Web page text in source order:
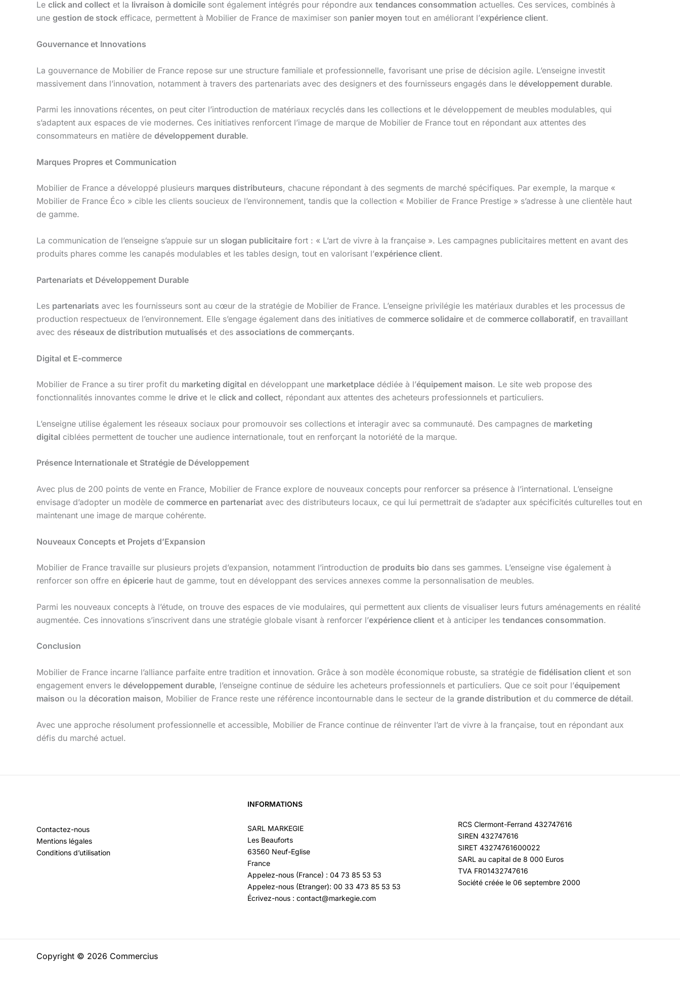
Le click and collect et la livraison à domicile sont également intégrés pour répondre aux tendances consommation actuelles. Ces services, combinés à
une gestion de stock efficace, permettent à Mobilier de France de maximiser son panier moyen tout en améliorant l’expérience client.
Gouvernance et Innovations
La gouvernance de Mobilier de France repose sur une structure familiale et professionnelle, favorisant une prise de décision agile. L’enseigne investit
massivement dans l’innovation, notamment à travers des partenariats avec des designers et des fournisseurs engagés dans le développement durable.
Parmi les innovations récentes, on peut citer l’introduction de matériaux recyclés dans les collections et le développement de meubles modulables, qui
s’adaptent aux espaces de vie modernes. Ces initiatives renforcent l’image de marque de Mobilier de France tout en répondant aux attentes des
consommateurs en matière de développement durable.
Marques Propres et Communication
Mobilier de France a développé plusieurs marques distributeurs, chacune répondant à des segments de marché spécifiques. Par exemple, la marque «
Mobilier de France Éco » cible les clients soucieux de l’environnement, tandis que la collection « Mobilier de France Prestige » s’adresse à une clientèle haut
de gamme.
La communication de l’enseigne s’appuie sur un slogan publicitaire fort : « L’art de vivre à la française ». Les campagnes publicitaires mettent en avant des
produits phares comme les canapés modulables et les tables design, tout en valorisant l’expérience client.
Partenariats et Développement Durable
Les partenariats avec les fournisseurs sont au cœur de la stratégie de Mobilier de France. L’enseigne privilégie les matériaux durables et les processus de
production respectueux de l’environnement. Elle s’engage également dans des initiatives de commerce solidaire et de commerce collaboratif, en travaillant
avec des réseaux de distribution mutualisés et des associations de commerçants.
Digital et E-commerce
Mobilier de France a su tirer profit du marketing digital en développant une marketplace dédiée à l’équipement maison. Le site web propose des
fonctionnalités innovantes comme le drive et le click and collect, répondant aux attentes des acheteurs professionnels et particuliers.
L’enseigne utilise également les réseaux sociaux pour promouvoir ses collections et interagir avec sa communauté. Des campagnes de marketing
digital ciblées permettent de toucher une audience internationale, tout en renforçant la notoriété de la marque.
Présence Internationale et Stratégie de Développement
Avec plus de 200 points de vente en France, Mobilier de France explore de nouveaux concepts pour renforcer sa présence à l’international. L’enseigne
envisage d’adopter un modèle de commerce en partenariat avec des distributeurs locaux, ce qui lui permettrait de s’adapter aux spécificités culturelles tout en
maintenant une image de marque cohérente.
Nouveaux Concepts et Projets d’Expansion
Mobilier de France travaille sur plusieurs projets d’expansion, notamment l’introduction de produits bio dans ses gammes. L’enseigne vise également à
renforcer son offre en épicerie haut de gamme, tout en développant des services annexes comme la personnalisation de meubles.
Parmi les nouveaux concepts à l’étude, on trouve des espaces de vie modulaires, qui permettent aux clients de visualiser leurs futurs aménagements en réalité
augmentée. Ces innovations s’inscrivent dans une stratégie globale visant à renforcer l’expérience client et à anticiper les tendances consommation.
Conclusion
Mobilier de France incarne l’alliance parfaite entre tradition et innovation. Grâce à son modèle économique robuste, sa stratégie de fidélisation client et son
engagement envers le développement durable, l’enseigne continue de séduire les acheteurs professionnels et particuliers. Que ce soit pour l’équipement
maison ou la décoration maison, Mobilier de France reste une référence incontournable dans le secteur de la grande distribution et du commerce de détail.
Avec une approche résolument professionnelle et accessible, Mobilier de France continue de réinventer l’art de vivre à la française, tout en répondant aux
défis du marché actuel.
Contactez-nous
Mentions légales
Conditions d’utilisation
INFORMATIONS
SARL MARKEGIE
Les Beauforts
63560 Neuf-Eglise
France
Appelez-nous (France) : 04 73 85 53 53
Appelez-nous (Etranger): 00 33 473 85 53 53
Écrivez-nous : contact@markegie.com
RCS Clermont-Ferrand 432747616
SIREN 432747616
SIRET 43274761600022
SARL au capital de 8 000 Euros
TVA FR01432747616
Société créée le 06 septembre 2000
Copyright © 2026 Commercius